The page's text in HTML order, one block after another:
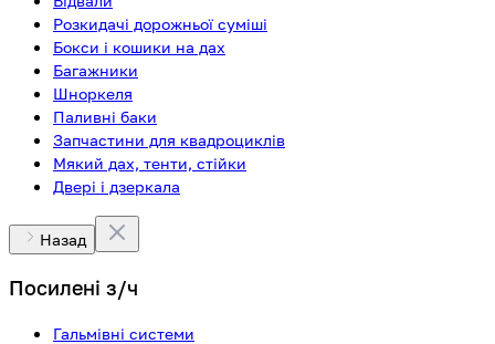
Розкидачі дорожньої суміші
Бокси і кошики на дах
Багажники
Шноркеля
Паливні баки
Запчастини для квадроциклів
Мякий дах, тенти, стійки
Двері і дзеркала
Назад
Посилені з/ч
Гальмівні системи